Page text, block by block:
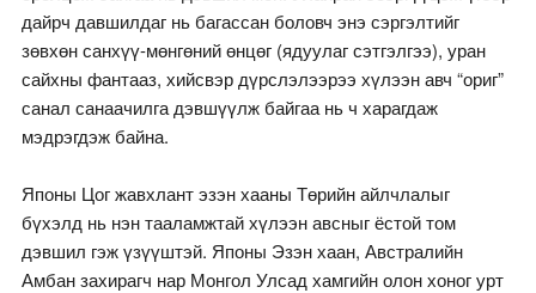
дайрч давшилдаг нь багассан боловч энэ сэргэлтийг
зөвхөн санхүү-мөнгөний өнцөг (ядуулаг сэтгэлгээ), уран
сайхны фантааз, хийсвэр дүрслэлээрээ хүлээн авч “ориг”
санал санаачилга дэвшүүлж байгаа нь ч харагдаж
мэдрэгдэж байна.
Японы Цог жавхлант эзэн хааны Төрийн айлчлалыг
бүхэлд нь нэн тааламжтай хүлээн авсныг ёстой том
дэвшил гэж үзүүштэй. Японы Эзэн хаан, Австралийн
Амбан захирагч нар Монгол Улсад хамгийн олон хоног урт